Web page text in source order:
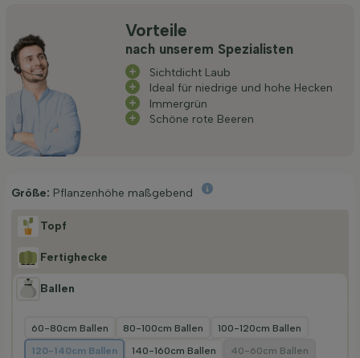
Vorteile
nach unserem Spezialisten
Sichtdicht Laub
Ideal für niedrige und hohe Hecken
Immergrün
Schöne rote Beeren
Größe: Pflanzenhöhe maßgebend
Topf
Ballen
Fertighecke
60-80cm Ballen 80-100cm Ballen
100-120cm Ballen
120-140cm Ballen
140-160cm Ballen
40-60cm Ballen